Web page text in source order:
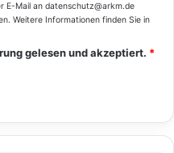
E-Mail an datenschutz@arkm.de
Weitere Informationen finden Sie in
gelesen und akzeptiert. *